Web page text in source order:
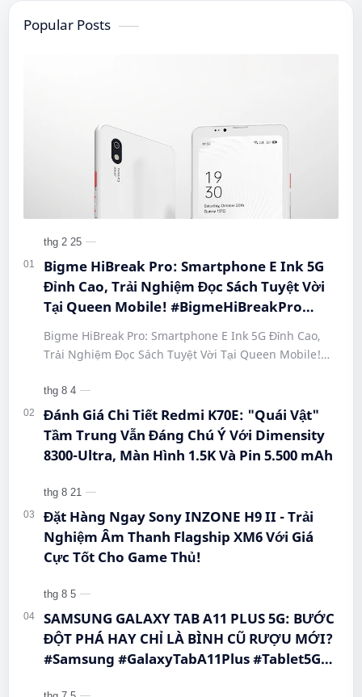
Popular Posts
Bigme HiBreak Pro: Smartphone E Ink 5G
Đỉnh Cao, Trải Nghiệm Đọc Sách Tuyệt Vời
Tại Queen Mobile! #BigmeHiBreakPro
#SmartphoneEInk #QueenMobile
#HiBreakPro5G #DienThoaiDocSach
#CongNgheMoi #MuaSamThongMinh
#EInkPhone #5GSmartphone
Bigme HiBreak Pro: Smartphone E Ink 5G Đỉnh Cao,
Trải Nghiệm Đọc Sách Tuyệt Vời Tại Queen Mobile!
#Hi…
Đánh Giá Chi Tiết Redmi K70E: "Quái Vật"
Tầm Trung Vẫn Đáng Chú Ý Với Dimensity
8300-Ultra, Màn Hình 1.5K Và Pin 5.500 mAh
Đặt Hàng Ngay Sony INZONE H9 II - Trải
Nghiệm Âm Thanh Flagship XM6 Với Giá
Cực Tốt Cho Game Thủ!
SAMSUNG GALAXY TAB A11 PLUS 5G: BƯỚC
ĐỘT PHÁ HAY CHỈ LÀ BÌNH CŨ RƯỢU MỚI?
#Samsung #GalaxyTabA11Plus #Tablet5G